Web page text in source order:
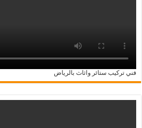
فني تركيب ستائر واثاث بالرياض